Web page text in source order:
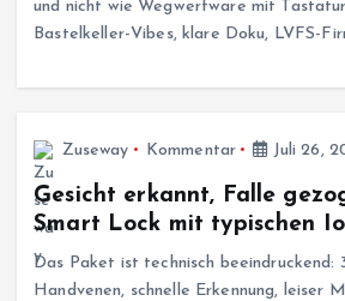
und nicht wie Wegwerfware mit
Bastelkeller-Vibes, klare Doku, LVFS-
Zuseway Kommentar Juli 26,
Gesicht erkannt, Falle
Smart Lock mit typischen
Das Paket ist technisch beeindruckend:
Handvenen, schnelle Erkennung, leiser